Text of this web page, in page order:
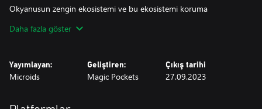
Okyanusun zengin ekosistemi ve bu ekosistemi koruma
canlılarına yardım etmek için gücünü kullan.
adada geçen ve fantastik ögeler içeren eğitici bir macera
oyunudur.
Daha fazla göster
Yayımlayan:
Microids
Geliştiren:
Magic Pockets
Çıkış tarihi
27.09.2023